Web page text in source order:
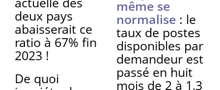
deux pays
abaisserait ce
ratio à 67% fin
2023 !
De quoi
même se
normalise: le
taux de postes
disponibles par
demandeur est
passé en huit
mois de 2 à 1,3